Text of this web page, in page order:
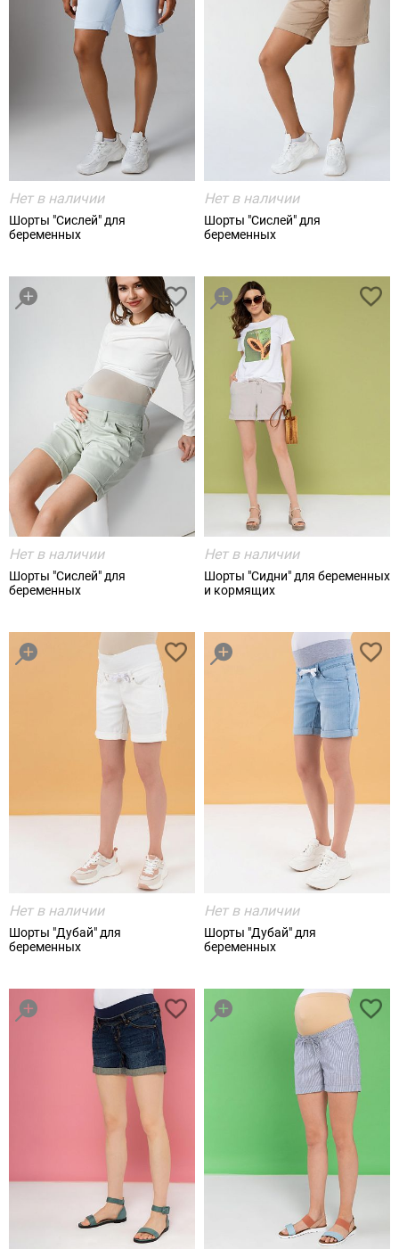
Нет в наличии
Шорты "Сислей" для
беременных
Нет в наличии
Шорты "Сислей" для
беременных
Нет в наличии
Шорты "Сислей" для
беременных
Нет в наличии
Шорты "Сидни" для беременных
и кормящих
Нет в наличии
Шорты "Дубай" для
беременных
Нет в наличии
Шорты "Дубай" для
беременных